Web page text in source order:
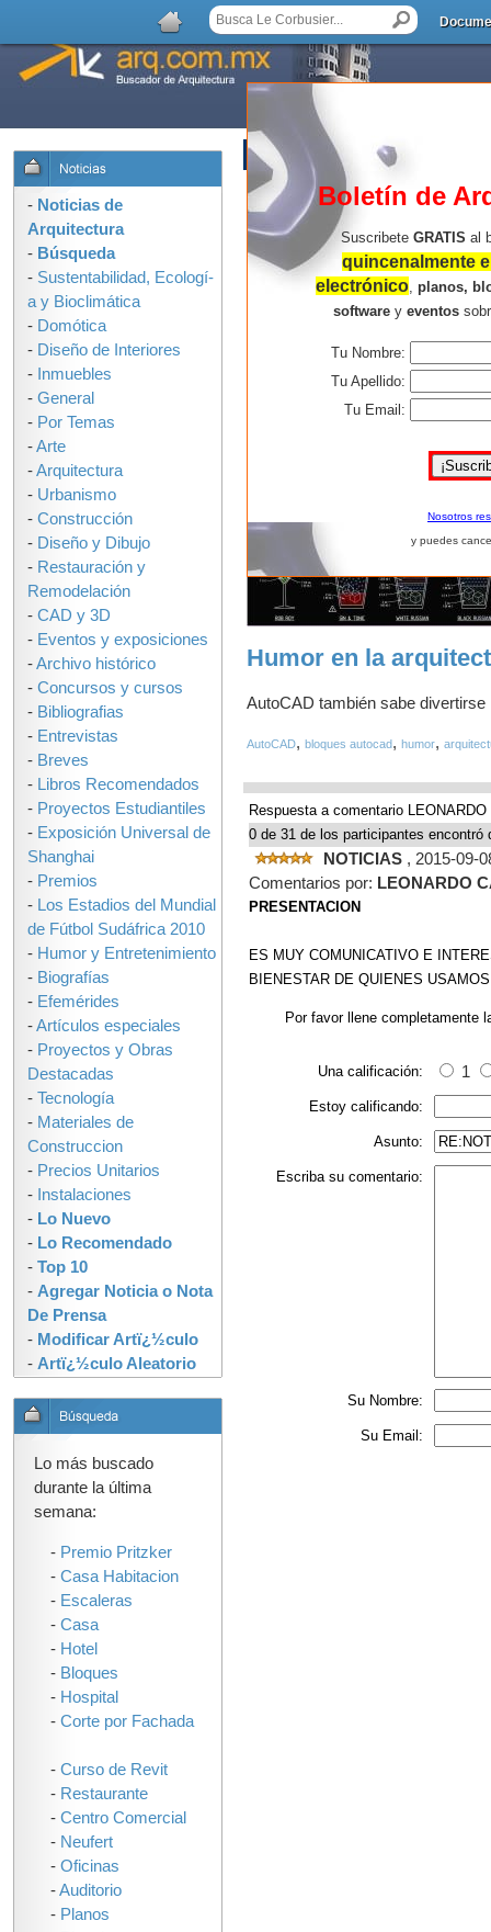
AGREGAR COMENTARIO
Humor en la
AutoCAD también sabe divertirse
AutoCAD, bloques autocad, humor,
Respuesta a comentario
0 de 31 de los participantes
NOTICIAS , 2015-09-
Comentarios por: LEONARDO
PRESENTACION
ES MUY COMUNICATIVO E
BIENESTAR DE QUIENES
Por favor llene completamente
Una calificación: 1
Estoy calificando:
Asunto:
Escriba su comentario:
Su Nombre:
Su Email:
Boletín de
Suscribete GRATIS al
quincenalmente
electrónico, planos,
softwarey eventos
Tu Nombre:
Tu Apellido:
Tu Email:
Nosotros
y puedes
- Noticias de
Arquitectura
- Búsqueda
- Sustentabilidad, Ecologí­
a y Bioclimática
- Domótica
- Diseño de Interiores
- Inmuebles
- General
- Por Temas
-Arte
-Arquitectura
- Urbanismo
- Construcción
- Diseño y Dibujo
- Restauración y
Remodelación
- CAD y 3D
- Eventos y exposiciones
-Archivo histórico
- Concursos y cursos
- Bibliografias
- Entrevistas
- Breves
- Libros Recomendados
- Proyectos Estudiantiles
- Exposición Universal de
Shanghai
- Premios
- Los Estadios del Mundial
de Fútbol Sudáfrica 2010
- Humor y Entretenimiento
- Biografías
- Efemérides
-Artículos especiales
- Proyectos y Obras
Destacadas
- Tecnología
- Materiales de
Construccion
- Precios Unitarios
- Instalaciones
- Lo Nuevo
- Lo Recomendado
- Top 10
- Agregar Noticia o Nota
De Prensa
- Modificar Artï¿½culo
- Artï¿½culo Aleatorio
Lo más buscado
durante la última
semana:
- Premio Pritzker
- Casa Habitacion
- Escaleras
- Casa
- Hotel
- Bloques
- Hospital
- Corte por Fachada
- Curso de Revit
- Restaurante
- Centro Comercial
- Neufert
- Oficinas
-Auditorio
- Planos